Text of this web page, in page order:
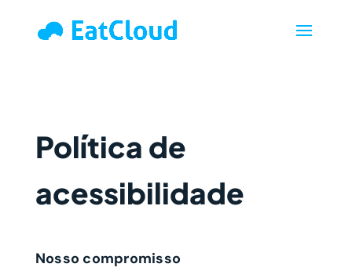
Política de
acessibilidade
Nosso compromisso